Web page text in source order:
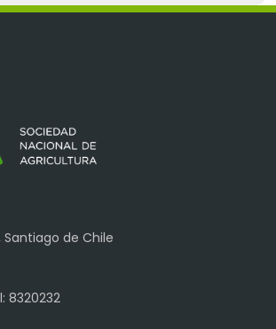
Santiago de Chile
8320232